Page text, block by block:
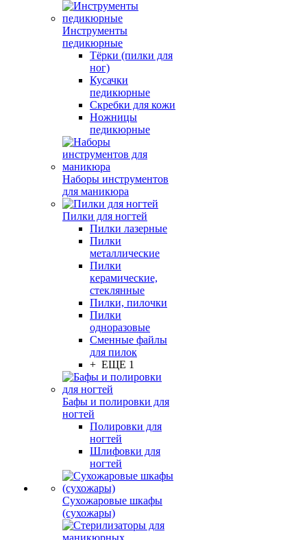
Инструменты
педикюрные
Тёрки (пилки для
ног)
Кусачки
педикюрные
Скребки для кожи
Ножницы
педикюрные
Наборы инструментов
для маникюра
Пилки для ногтей
Пилки лазерные
Пилки
металлические
Пилки
керамические,
стеклянные
Пилки, пилочки
Пилки
одноразовые
Сменные файлы
для пилок
+ ЕЩЕ 1
Бафы и полировки для
ногтей
Полировки для
ногтей
Шлифовки для
ногтей
Сухожаровые шкафы
(сухожары)